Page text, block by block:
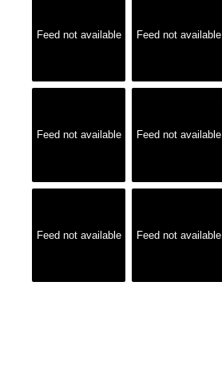
Feed not available Feed not available
Feed not available Feed not available
Feed not available Feed not available